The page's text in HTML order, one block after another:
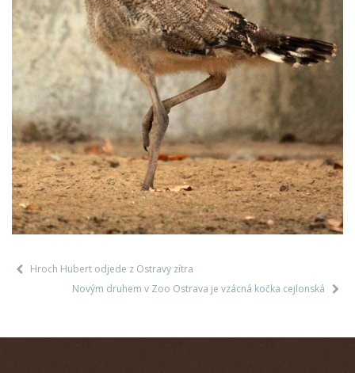
Hroch Hubert odjede z Ostravy zítra
Novým druhem v Zoo Ostrava je vzácná kočka cejlonská